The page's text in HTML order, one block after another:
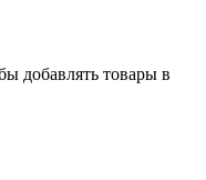
добавлять товары в